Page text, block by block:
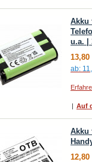
Akku
u.a. |
13,80
ab:
| Auf
Akku
12,80